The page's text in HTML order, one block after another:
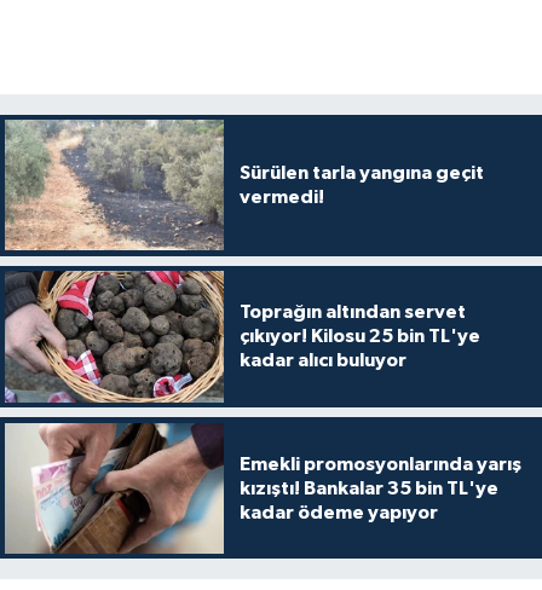
Sürülen tarla yangına geçit
vermedi!
Toprağın altından servet
çıkıyor! Kilosu 25 bin TL'ye
kadar alıcı buluyor
Emekli promosyonlarında yarış
kızıştı! Bankalar 35 bin TL'ye
kadar ödeme yapıyor